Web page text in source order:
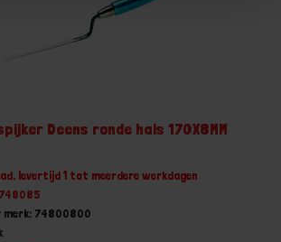
Deens ronde hals 170X8MM
levertijd 1 tot meerdere werkdagen
merk: 74800800